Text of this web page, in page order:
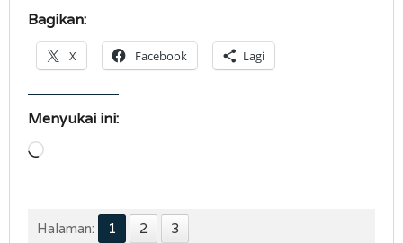
Bagikan:
X Facebook Lagi
Menyukai ini:
Memuat...
Halaman: 1 2 3